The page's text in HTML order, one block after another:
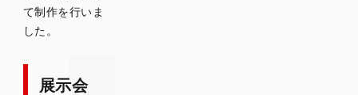
て制作を行いま
した。
展示会